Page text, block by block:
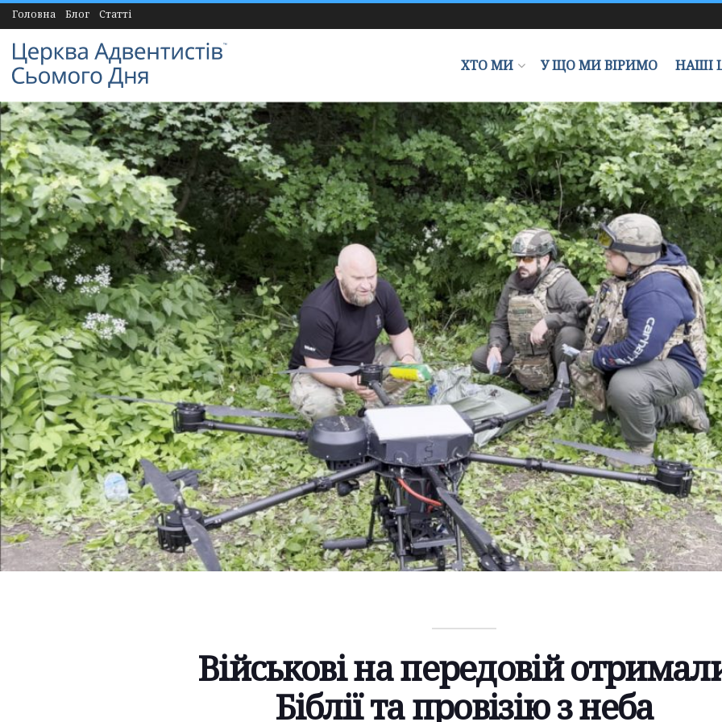
Головна Блог Статті
ХТО МИ У ЩО МИ ВІРИМО НАШІ
Військові на передовій
Біблії та провізію з неба